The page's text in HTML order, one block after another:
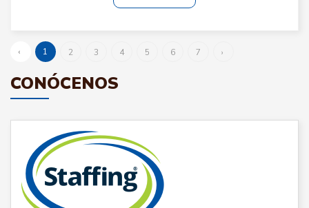
‹ 1 2 3 4 5 6 7 ›
CONÓCENOS